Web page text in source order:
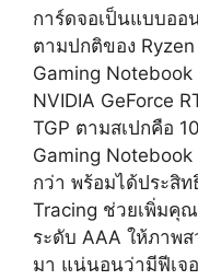
การ์ดจอเป็นแบบออ
ตามปกติของ
Gaming Notebook
NVIDIA GeForce
TGP ตามสเปกคือ
Gaming
กว่า พร้อมได้ประสิท
Tracing ช่วยเพิ่มคุณ
ระดับ AAA ให้ภาพ
มา แน่นอนว่ามีฟีเจ